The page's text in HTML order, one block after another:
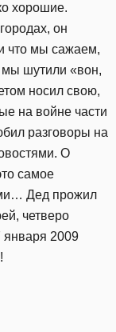
хорошие.
он
что мы сажаем,
мы шутили «вон,
носил свою,
на войне части
разговоры на
О
самое
Дед прожил
четверо
января 2009